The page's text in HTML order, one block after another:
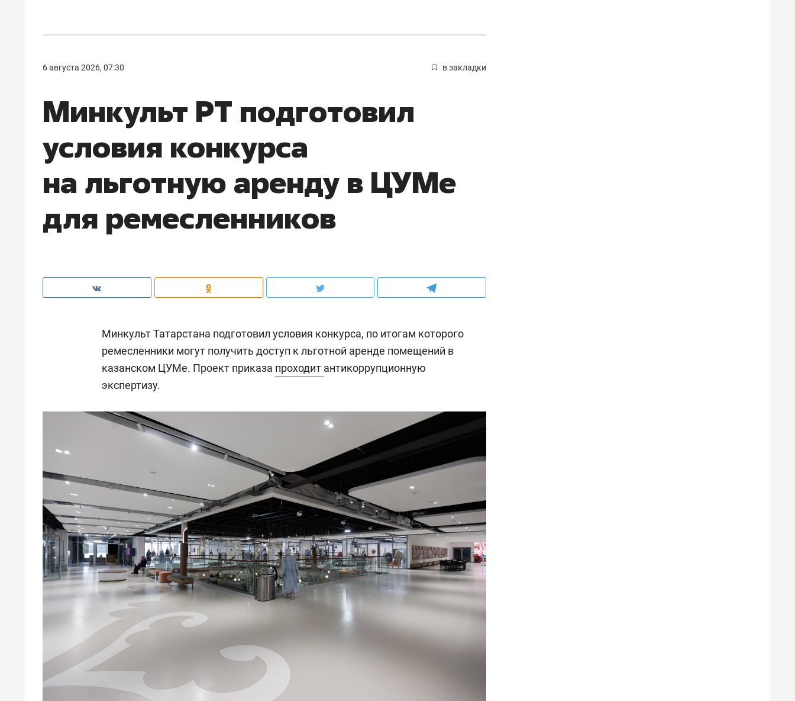
6 августа 2026, 07:30 в закладки
Минкульт РТ подготовил
условия конкурса
на льготную аренду в ЦУМе
для ремесленников
Минкульт Татарстана подготовил условия конкурса, по итогам которого
ремесленники могут получить доступ к льготной аренде помещений в
казанском ЦУМе. Проект приказа проходит антикоррупционную
экспертизу.